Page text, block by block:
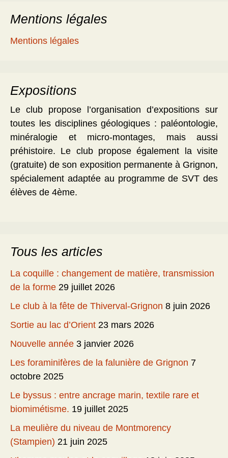
Mentions légales
Mentions légales
Expositions
Le club propose l’organisation d’expositions sur
toutes les disciplines géologiques : paléontologie,
minéralogie et micro-montages, mais aussi
préhistoire. Le club propose également la visite
(gratuite) de son exposition permanente à Grignon,
spécialement adaptée au programme de SVT des
élèves de 4ème.
Tous les articles
La coquille : changement de matière, transmission
de la forme 29 juillet 2026
Le club à la fête de Thiverval-Grignon 8 juin 2026
Sortie au lac d’Orient 23 mars 2026
Nouvelle année 3 janvier 2026
Les foraminifères de la falunière de Grignon 7
octobre 2025
Le byssus : entre ancrage marin, textile rare et
biomimétisme. 19 juillet 2025
La meulière du niveau de Montmorency
(Stampien) 21 juin 2025